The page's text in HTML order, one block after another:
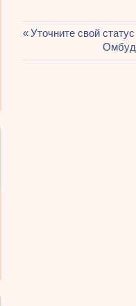
Навигация
Предыдущая
Уточните свой статус